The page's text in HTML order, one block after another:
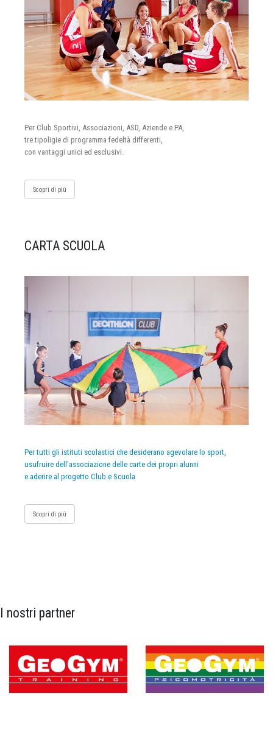
Per Club Sportivi, Associazioni, ASD, Aziende e PA,
tre tipoligie di programma fedeltà differenti,
con vantaggi unici ed esclusivi.
Scopri di più
CARTA SCUOLA
Per tutti gli istituti scolastici che desiderano agevolare lo sport,
usufruire dell’associazione delle carte dei propri alunni
e aderire al progetto Club e Scuola
Scopri di più
I nostri partner